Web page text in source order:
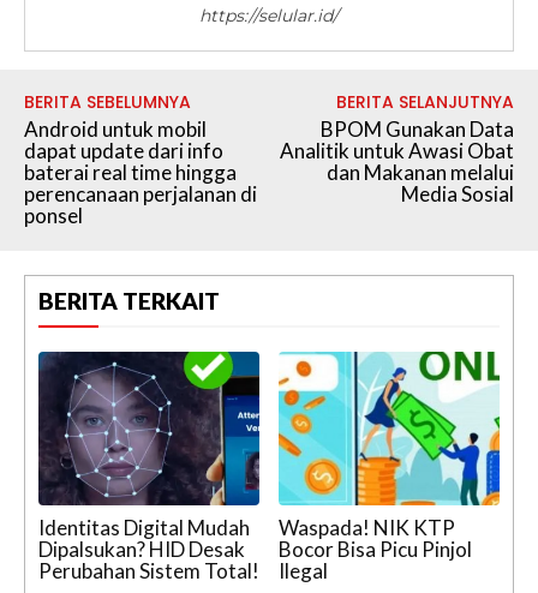
https://selular.id/
BERITA SEBELUMNYA
Android untuk mobil
dapat update dari info
baterai real time hingga
perencanaan perjalanan di
ponsel
BERITA SELANJUTNYA
BPOM Gunakan Data
Analitik untuk Awasi Obat
dan Makanan melalui
Media Sosial
BERITA TERKAIT
Identitas Digital Mudah
Dipalsukan? HID Desak
Perubahan Sistem Total!
Waspada! NIK KTP
Bocor Bisa Picu Pinjol
Ilegal